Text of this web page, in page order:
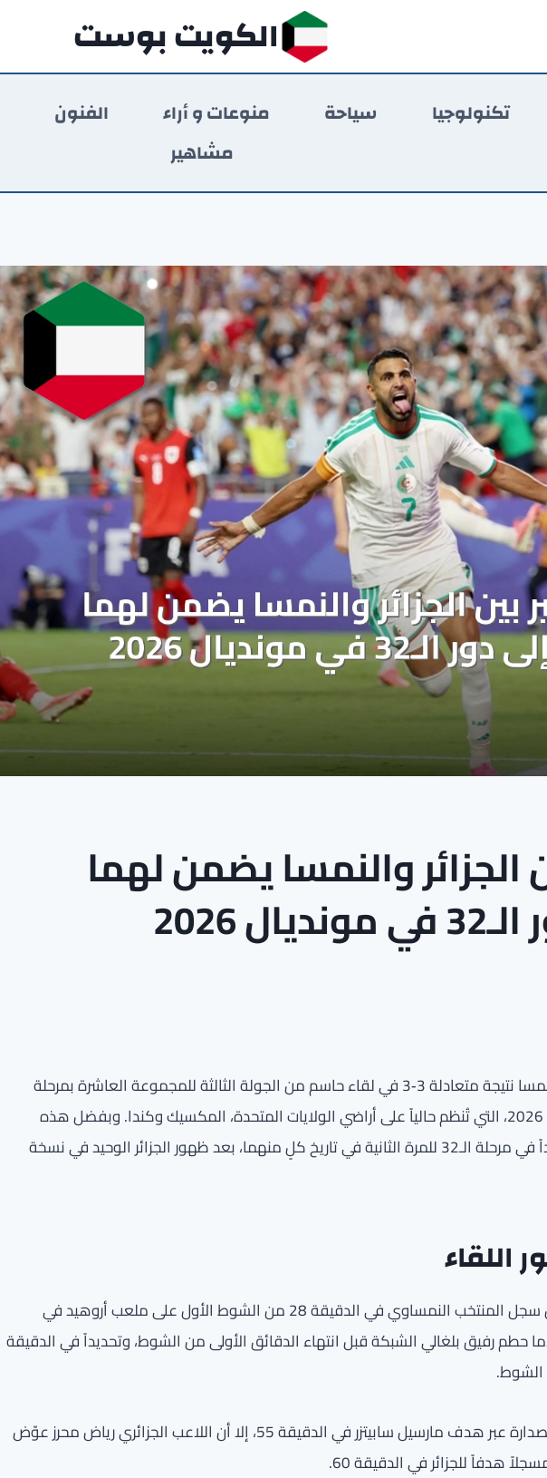
الكويت بوست
تكنولوجيا سياحة منوعات و أراء الفنون
مشاهير
الجزائر والنمسا يضمن لهما
2026
سجّلت مباراة المنتخبين الجزائري والنمسا نتيجة متعادلة 3‑3 في لقاء حاسم من الجولة الثالثة للمجموعة العاشرة بمرحلة
المجموعات في بطولة كأس العالم 2026، التي تُنظم حالياً على أراضي الولايات المتحدة، المكسيك وكندا. وبفضل هذه
النتيجة، حجز كل من المنتخبين مقعداً في مرحلة الـ32 للمرة الثانية في تاريخ كلٍ منهما، بعد ظهور الجزائر الوحيد في نسخة
اللقاء
افتتح النمساوي ماركو أرناوتوفيتش سجل المنتخب النمساوي في الدقيقة 28 من الشوط الأول على ملعب أروهيد في
حطم رفيق بلغالي الشبكة قبل انتهاء الدقائق الأولى من الشوط، وتحديداً في الدقيقة
في الشوط الثاني، استعاد النمسا الصدارة عبر هدف مارسيل سابيتزر في الدقيقة 55، إلا أن اللاعب الجزائري رياض محرز عوّض
هدفاً للجزائر في الدقيقة 60.